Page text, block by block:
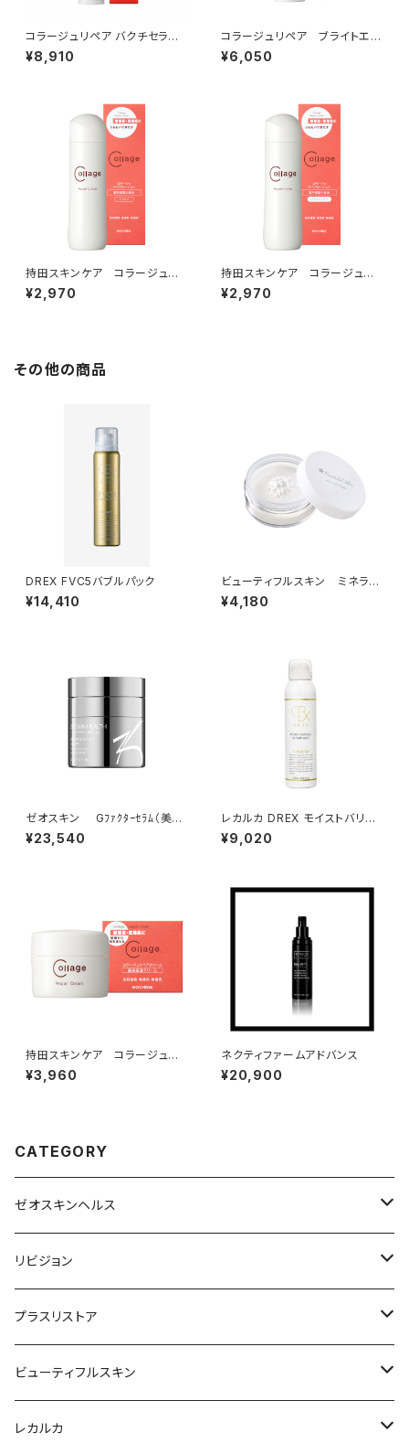
コラージュリペア バクチセラムD
R
¥8,910
コラージュリペア ブライトエッ
センスＤＲ
¥6,050
持田スキンケア コラージュ
リペアローション（しっとり）
¥2,970
持田スキンケア コラージュ
リペアローション（とてもしっと
り）
¥2,970
その他の商品
DREX FVC5バブルパック
¥14,410
ビューティフルスキン ミネラル
プライマー
¥4,180
ゼオスキン Gﾌｧｸﾀｰｾﾗﾑ（美容
クリーム）
¥23,540
レカルカ DREX モイストバリア
リペアミスト
¥9,020
持田スキンケア コラージュ
リペアクリーム
¥3,960
ネクティファームアドバンス
¥20,900
CATEGORY
ゼオスキンヘルス
洗顔料・化粧水
美容液（光老化ケア）
美容液（透明感ケア）
美容液（エイジングケア［ビタミンAシリーズ］）
リビジョン
化粧水
クリーム
美容液
プラスリストア
洗顔
ビューティフルスキン
モイストケア
レカルカ